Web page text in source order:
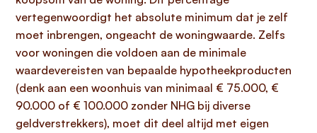
vertegenwoordigt het absolute minimum dat je zelf
moet inbrengen, ongeacht de woningwaarde. Zelfs
voor woningen die voldoen aan de minimale
waardevereisten van bepaalde hypotheekproducten
(denk aan een woonhuis van minimaal € 75.000, €
90.000 of € 100.000 zonder NHG bij diverse
geldverstrekkers), moet dit deel altijd met eigen